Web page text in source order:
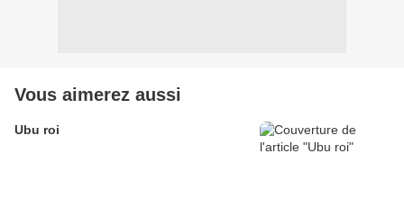
Vous aimerez aussi
Ubu roi